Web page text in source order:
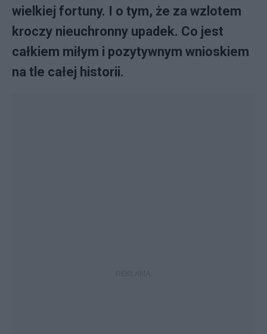
wielkiej fortuny. I o tym, że za wzlotem
kroczy nieuchronny upadek. Co jest
całkiem miłym i pozytywnym wnioskiem
na tle całej historii.